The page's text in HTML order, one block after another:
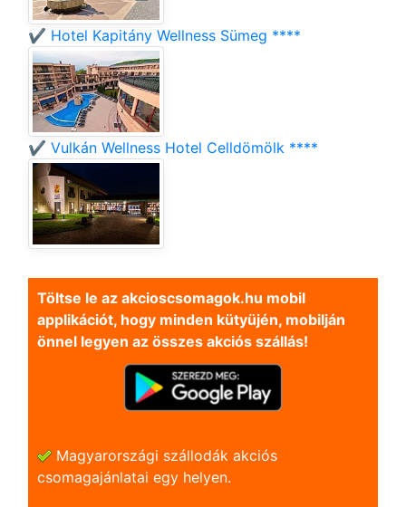
✔️ Hotel Kapitány Wellness Sümeg ****
✔️ Vulkán Wellness Hotel Celldömölk ****
Töltse le az akcioscsomagok.hu mobil
applikációt, hogy minden kütyüjén, mobilján
önnel legyen az összes akciós szállás!
Magyarországi szállodák akciós
csomagajánlatai egy helyen.